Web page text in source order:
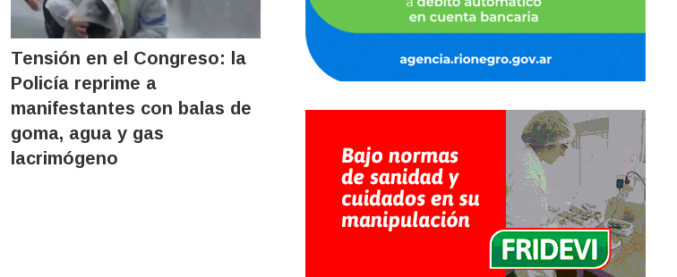
Tensión en el Congreso: la
Policía reprime a
manifestantes con balas de
goma, agua y gas
lacrimógeno